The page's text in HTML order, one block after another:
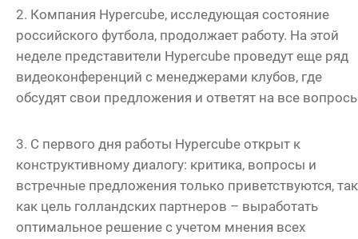
2. Компания Hypercube, исследующая состояние
российского футбола, продолжает работу. На этой
неделе представители Hypercube проведут еще ряд
видеоконференций с менеджерами клубов, где
обсудят свои предложения и ответят на все
3. С первого дня работы Hyperсube открыт к
конструктивному диалогу: критика, вопросы и
встречные предложения только приветствуются, так
как цель голландских партнеров – выработать
оптимальное решение с учетом мнения всех